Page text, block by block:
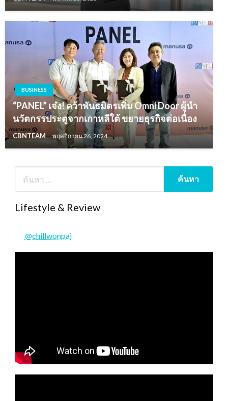
BUSINESS
“PANEL” เจ๋ง! คว้าพันธมิตรเพิ่ม Omni Door ผู้นำ
นวัตกรรประตูจากเกาหลีใต้ ขยายธุรกิจต่อเนื่อง
CBNTEAM พฤศจิกายน 26, 2024
Lifestyle & Review
@chillwonpai